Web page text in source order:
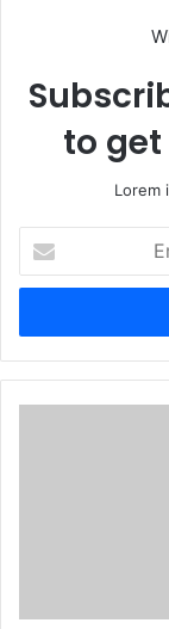
to
Lorem
t
r
y
d